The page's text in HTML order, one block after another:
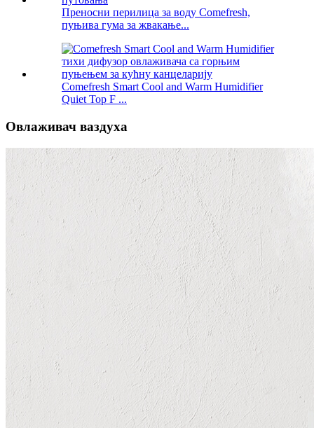
Преносни перилица за воду Comefresh,
пуњива гума за жвакање...
Comefresh Smart Cool and Warm Humidifier
Quiet Top F ...
Овлаживач ваздуха